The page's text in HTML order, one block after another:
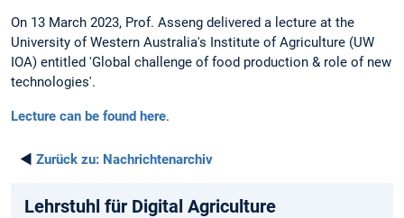
On 13 March 2023, Prof. Asseng delivered a lecture at the
University of Western Australia's Institute of Agriculture (UW
IOA) entitled 'Global challenge of food production & role of new
technologies'.
Lecture can be found here.
◄ Zurück zu: Nachrichtenarchiv
Lehrstuhl für Digital Agriculture